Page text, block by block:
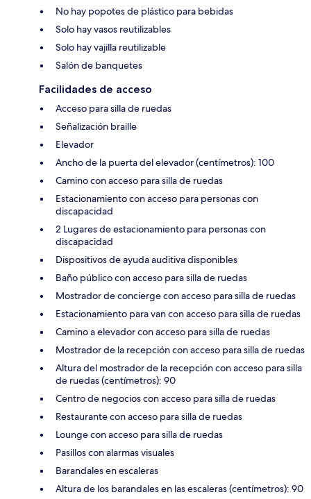
No hay popotes de plástico para bebidas
Solo hay vasos reutilizables
Solo hay vajilla reutilizable
Salón de banquetes
Facilidades de acceso
Acceso para silla de ruedas
Señalización braille
Elevador
Ancho de la puerta del elevador (centímetros): 100
Camino con acceso para silla de ruedas
Estacionamiento con acceso para personas con
discapacidad
2 Lugares de estacionamiento para personas con
discapacidad
Dispositivos de ayuda auditiva disponibles
Baño público con acceso para silla de ruedas
Mostrador de concierge con acceso para silla de ruedas
Estacionamiento para van con acceso para silla de ruedas
Camino a elevador con acceso para silla de ruedas
Mostrador de la recepción con acceso para silla de ruedas
Altura del mostrador de la recepción con acceso para silla
de ruedas (centímetros): 90
Centro de negocios con acceso para silla de ruedas
Restaurante con acceso para silla de ruedas
Lounge con acceso para silla de ruedas
Pasillos con alarmas visuales
Barandales en escaleras
Altura de los barandales en las escaleras (centímetros): 90